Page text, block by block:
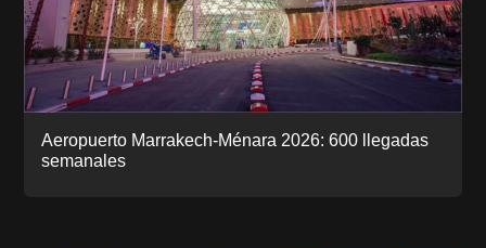
Aeropuerto Marrakech-Ménara 2026: 600 llegadas
semanales